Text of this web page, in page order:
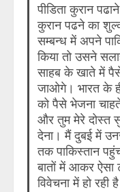
पीडिता कुरान
कुरान पढने का
सम्बन्ध में अपने
किया तो उसने
साहब के खाते में
जाओगे। भारत के
को पैसे भेजना
और तुम मेरे दोस्त
देना। मैं दुबई में
तक पाकिस्तान
बातों में आकर ऐसा
विवेचना में हो रही